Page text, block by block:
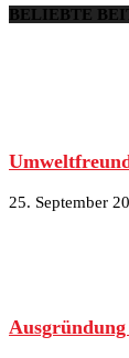
BELIEBTE
25. September